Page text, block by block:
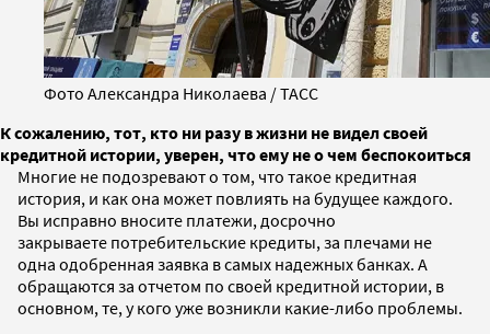
Фото Александра Николаева / ТАСС
К сожалению, тот, кто ни разу в жизни не видел своей
кредитной истории, уверен, что ему не о чем беспокоиться
Многие не подозревают о том, что такое кредитная
история, и как она может повлиять на будущее каждого.
Вы исправно вносите платежи, досрочно
закрываете потребительские кредиты, за плечами не
одна одобренная заявка в самых надежных банках. А
обращаются за отчетом по своей кредитной истории, в
основном, те, у кого уже возникли какие-либо проблемы.